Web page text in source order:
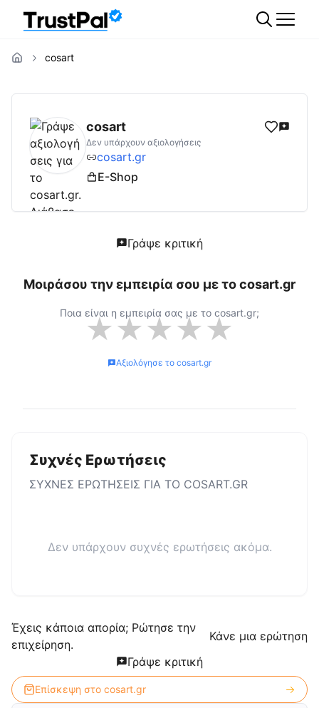
cosart
cosart.gr Αξιολογήσεις | Δες
cosart
Δεν υπάρχουν αξιολογήσεις
cosart.gr
E-Shop
Γράψε κριτική
Μοιράσου την εμπειρία σου με τοcosart.gr
Ποια είναι η εμπειρία σας με το cosart.gr;
★★★★★
Αξιολόγησε το cosart.gr
Συχνές Ερωτήσεις
ΣΥΧΝΕΣ ΕΡΩΤΗΣΕΙΣ ΓΙΑ ΤΟ COSART.GR
Δεν υπάρχουν συχνές ερωτήσεις ακόμα.
Έχεις κάποια απορία; Ρώτησε την
επιχείρηση.
Κάνε μια ερώτηση
Γράψε κριτική
Επίσκεψη στο cosart.gr